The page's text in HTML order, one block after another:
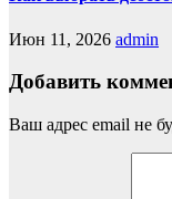
Июн 11, 2026 admin
Добавить
Ваш адрес email не